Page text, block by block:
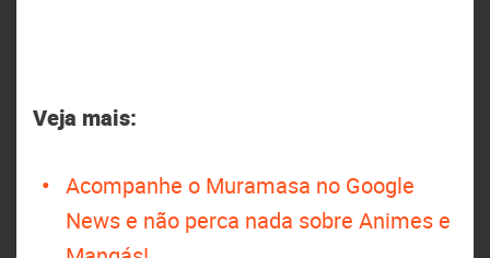
Veja mais:
Acompanhe o Muramasa no Google
News e não perca nada sobre Animes e